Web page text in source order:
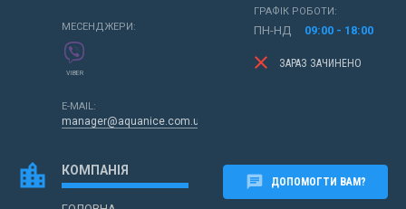
location_city КОМПАНІЯ
МЕСЕНДЖЕРИ:
VIBER
E-MAIL:
manager@aquanice.com.ua
ГРАФІК РОБОТИ:
ПН-НД 09:00 - 18:00
clear ЗАРАЗ ЗАЧИНЕНО
chat ДОПОМОГТИ ВАМ?